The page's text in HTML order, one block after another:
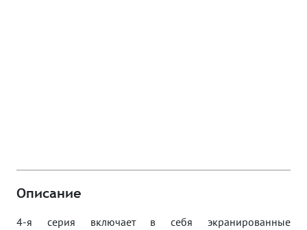
Описание
4-я серия включает в себя экранированные